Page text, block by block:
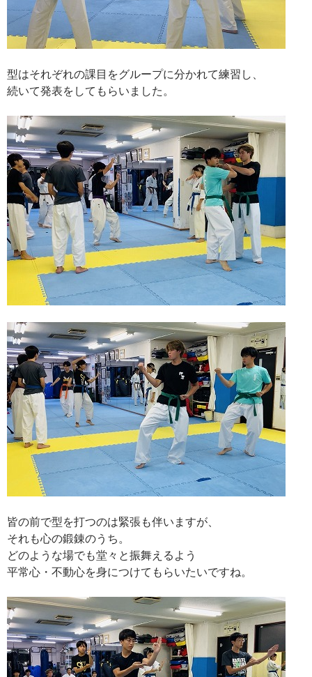
型はそれぞれの課目をグループに分かれて練習し、
続いて発表をしてもらいました。
皆の前で型を打つのは緊張も伴いますが、
それも心の鍛錬のうち。
どのような場でも堂々と振舞えるよう
平常心・不動心を身につけてもらいたいですね。